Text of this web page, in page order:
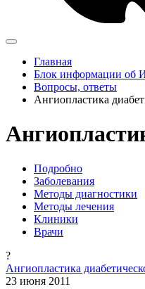
Главная
Блок информации об
Вопросы, ответы
Ангиопластика
Подробно
Заболевания
Методы диагностики
Методы лечения
Клиники
Врачи
?
Ангиопластика
23 июня 2011